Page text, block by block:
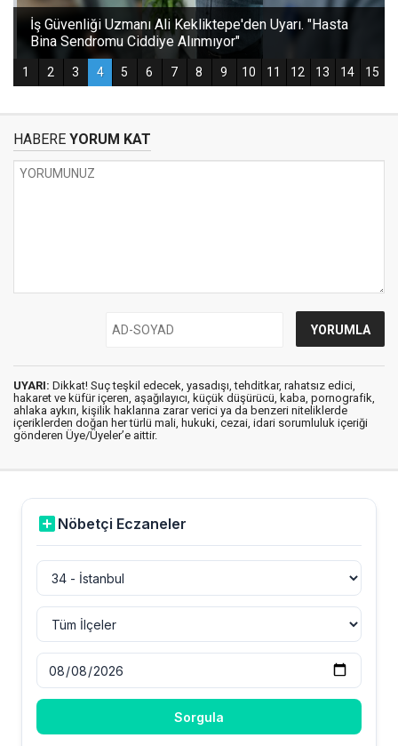
HABERE YORUM KAT
UYARI: Dikkat! Suç teşkil edecek, yasadışı, tehditkar, rahatsız edici,
hakaret ve küfür içeren, aşağılayıcı, küçük düşürücü, kaba, pornografik,
ahlaka aykırı, kişilik haklarına zarar verici ya da benzeri niteliklerde
içeriklerden doğan her türlü mali, hukuki, cezai, idari sorumluluk içeriği
gönderen Üye/Üyeler’e aittir.